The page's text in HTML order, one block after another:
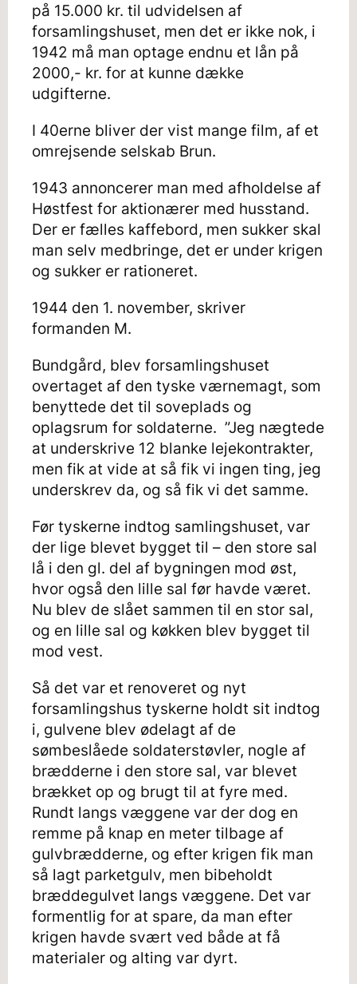
på 15.000 kr. til udvidelsen af
forsamlingshuset, men det er ikke nok, i
1942 må man optage endnu et lån på
2000,- kr. for at kunne dække
udgifterne.
I 40erne bliver der vist mange film, af et
omrejsende selskab Brun.
1943 annoncerer man med afholdelse af
Høstfest for aktionærer med husstand.
Der er fælles kaffebord, men sukker skal
man selv medbringe, det er under krigen
og sukker er rationeret.
1944 den 1. november, skriver
formanden M.
Bundgård, blev forsamlingshuset
overtaget af den tyske værnemagt, som
benyttede det til soveplads og
oplagsrum for soldaterne. ”Jeg nægtede
at underskrive 12 blanke lejekontrakter,
men fik at vide at så fik vi ingen ting, jeg
underskrev da, og så fik vi det samme.
Før tyskerne indtog samlingshuset, var
der lige blevet bygget til – den store sal
lå i den gl. del af bygningen mod øst,
hvor også den lille sal før havde været.
Nu blev de slået sammen til en stor sal,
og en lille sal og køkken blev bygget til
mod vest.
Så det var et renoveret og nyt
forsamlingshus tyskerne holdt sit indtog
i, gulvene blev ødelagt af de
sømbeslåede soldaterstøvler, nogle af
brædderne i den store sal, var blevet
brækket op og brugt til at fyre med.
Rundt langs væggene var der dog en
remme på knap en meter tilbage af
gulvbrædderne, og efter krigen fik man
så lagt parketgulv, men bibeholdt
bræddegulvet langs væggene. Det var
formentlig for at spare, da man efter
krigen havde svært ved både at få
materialer og alting var dyrt.